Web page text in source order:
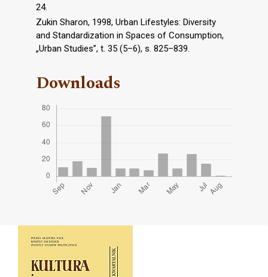
24.
Zukin Sharon, 1998, Urban Lifestyles: Diversity
and Standardization in Spaces of Consumption,
„Urban Studies”, t. 35 (5–6), s. 825–839.
Downloads
Cover image